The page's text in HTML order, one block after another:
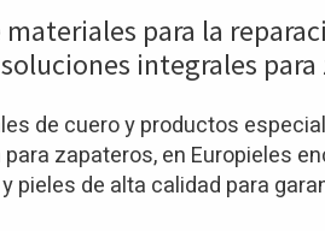
para la
integrales
de cuero y productos
zapateros, en Europieles
pieles de alta calidad para